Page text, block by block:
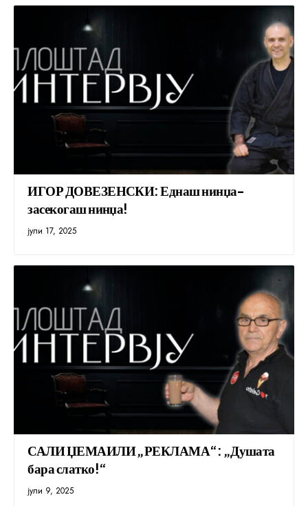
ИГОР ДОВЕЗЕНСКИ: Еднаш нинџа-
засекогаш нинџа!
јули 17, 2025
САЛИ ЏЕМАИЛИ „РЕКЛАМА“: „Душата
бара слатко!“
јули 9, 2025